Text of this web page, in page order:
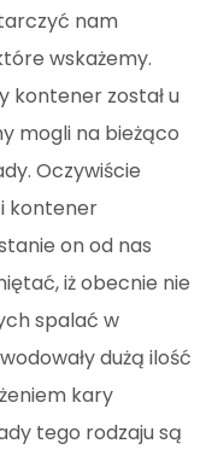
nam
wskażemy.
kontener został u
mogli na bieżąco
Oczywiście
kontener
on od nas
iż obecnie nie
spalać w
dużą ilość
kary
tego rodzaju są